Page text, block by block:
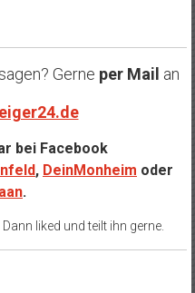
Gerne per Mail an
bei Facebook
, DeinMonheim oder
.
liked und teilt ihn gerne.